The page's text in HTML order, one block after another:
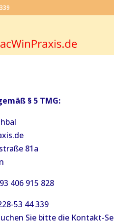
§ 5 TMG:
81a
406 915 828
53 44 339
Sie bitte die Kontakt-